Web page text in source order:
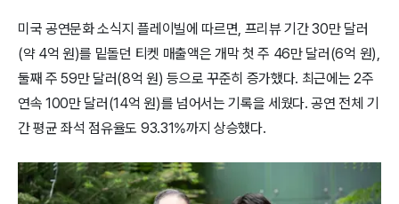
미국 공연문화 소식지 플레이빌에 따르면, 프리뷰 기간 30만 달러
(약 4억 원)를 밑돌던 티켓 매출액은 개막 첫 주 46만 달러(6억 원),
둘째 주 59만 달러(8억 원) 등으로 꾸준히 증가했다. 최근에는 2주
연속 100만 달러(14억 원)를 넘어서는 기록을 세웠다. 공연 전체 기
간 평균 좌석 점유율도 93.31%까지 상승했다.